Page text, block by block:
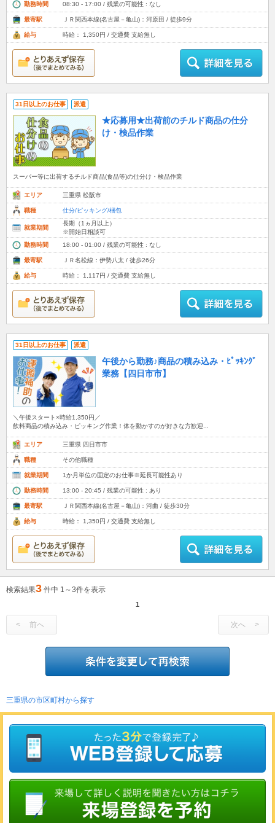
勤務時間 08:30 - 17:00 / 残業の可能性 : なし
最寄駅 ＪＲ関西本線(名古屋－亀山)：河原田 / 徒歩9分
給与 時給： 1,350円 / 交通費 支給無し
31日以上のお仕事 派遣
★応募用★出荷前のチルド商品の仕分
け・検品作業
スーパー等に出荷するチルド商品(食品等)の仕分け・検品作業
エリア 三重県 松阪市
職種 仕分/ピッキング/梱包
就業期間
長期（1ヵ月以上）
※開始日相談可
勤務時間
18:00 - 01:00 / 残業の可能性 : なし
最寄駅 ＪＲ名松線：伊勢八太 / 徒歩26分
給与 時給： 1,117円 / 交通費 支給無し
31日以上のお仕事 派遣
午後から勤務♪商品の積み込み・ﾋﾟｯｷﾝｸﾞ
業務【四日市市】
＼午後スタート×時給1,350円／
飲料商品の積み込み・ピッキング作業！体を動かすのが好きな方歓迎...
エリア 三重県 四日市市
職種 その他職種
就業期間 1か月単位の固定のお仕事※延長可能性あり
勤務時間 13:00 - 20:45 / 残業の可能性 : あり
最寄駅 ＪＲ関西本線(名古屋－亀山)：河曲 / 徒歩30分
給与 時給： 1,350円 / 交通費 支給無し
検索結果3 件中 1～3件を表示
1
前へ 次へ
三重県の市区町村から探す